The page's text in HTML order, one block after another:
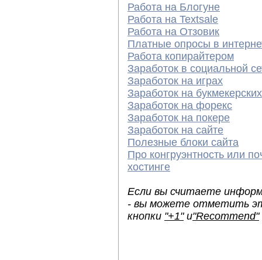
Работа на Блогуне
Работа на Textsale
Работа на Отзовик
Платные опросы в
Работа копирайтером
Заработок в социальной
Заработок на играх
Заработок на
Заработок на форекс
Заработок на покере
Заработок на сайте
Полезные блоки сайта
Про конгруэнтность или
хостинге
Если вы считаете
- вы можете отметить
кнопки "+1"и"Recommend"